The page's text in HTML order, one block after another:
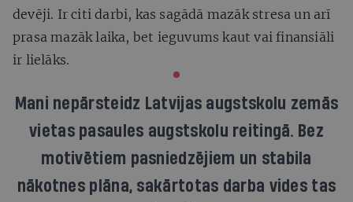
devēji. Ir citi darbi, kas sagādā mazāk stresa un arī
prasa mazāk laika, bet ieguvums kaut vai finansiāli
ir lielāks.
Mani nepārsteidz Latvijas augstskolu zemās
vietas pasaules augstskolu reitingā. Bez
motivētiem pasniedzējiem un stabila
nākotnes plāna, sakārtotas darba vides tas